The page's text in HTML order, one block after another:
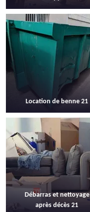
Location de benne 21
Débarras et nettoyage
après décès 21